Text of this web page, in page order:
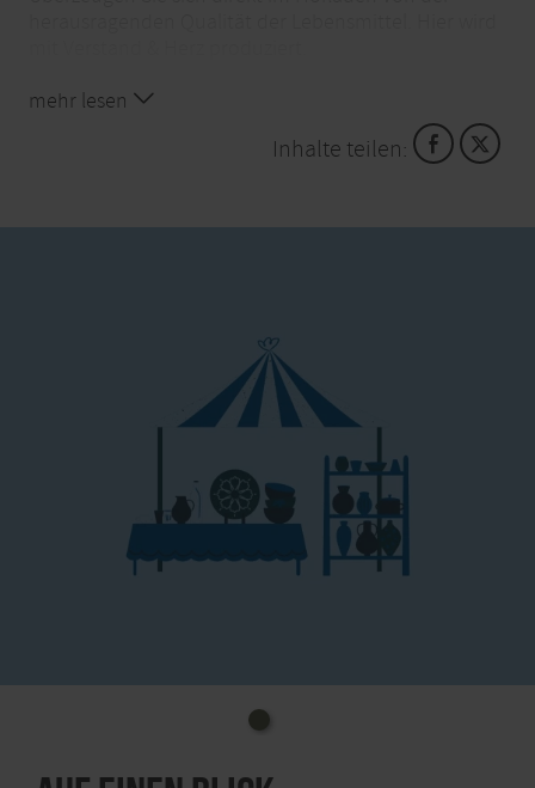
mehr lesen
Inhalte teilen: